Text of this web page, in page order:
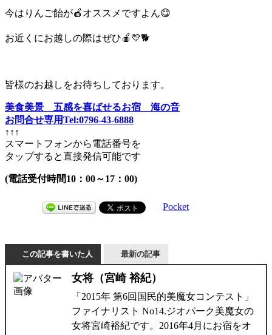
今はりんご飴が🍎オススメですよん😋
お近くにお越しの際はぜひ🍎💛🐕
皆様のお越しをお待ちしております。
美食美景 五感を喜ばせるお宿 海の音
お問合せ専用Tel:0796-43-6888
↑↑↑
スマートフォンから電話番号を
タップすると直接発信可能です
(電話受付時間10：00～17：00)
Pocket
この記事を書いた人 最新の記事
女将（宮崎 裕紀）
「2015年 第6回国民的美魔女コンテスト」
ファイナリスト No14.ジオパーク美魔女の
女将宮崎裕紀です。2016年4月にお宿をオ